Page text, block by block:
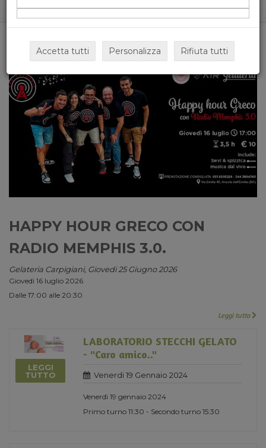
Home News&events
HAPPY HOUR GRECO CON
RADIO MEMPHIS 3.0.
Gelateria Carpigiani, Giovedi 25 Giugno 2026
Giovedì 16 luglio 2026
Dalle 17:00 alle 20:30
Leggi tutto
LEGGI
TUTTO
LABORATORIO STECCHI GELATO
- "Caro amico.."
Venerdi 19 Gennaio 2024
Venerdì 19 gennaio 2024
Primo turno 11:30 - Secondo turno 15:30
Accetta tutti Personalizza Rifiuta tutti